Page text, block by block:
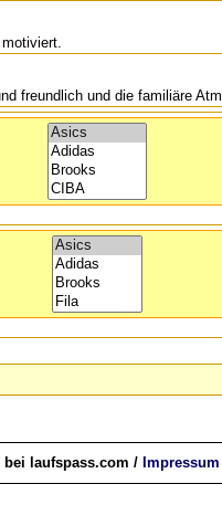
freundlich und die familiäre
bei laufspass.com / Impressum